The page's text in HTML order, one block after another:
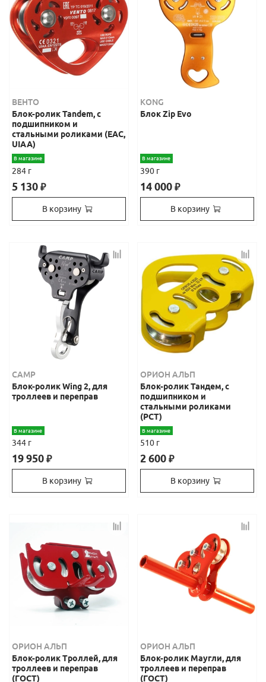
ВЕНТО
Блок-ролик Tandem, с
подшипником и
стальными роликами (ЕАС,
UIAA)
В магазине
284 г
5 130₽
В корзину
KONG
Блок Zip Evo
В магазине
390 г
14 000₽
В корзину
CAMP
Блок-ролик Wing 2, для
троллеев и переправ
В магазине
344 г
19 950₽
В корзину
ОРИОН АЛЬП
Блок-ролик Тандем, с
подшипником и
стальными роликами
(РСТ)
В магазине
510 г
2 600₽
В корзину
ОРИОН АЛЬП
Блок-ролик Троллей, для
троллеев и переправ
(ГОСТ)
ОРИОН АЛЬП
Блок-ролик Маугли, для
троллеев и переправ
(ГОСТ)